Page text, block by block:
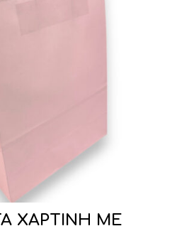
ΧΑΡΤΙΝΗ ΜΕ